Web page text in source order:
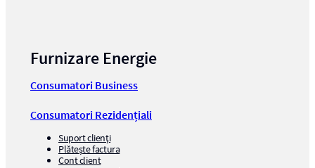
Furnizare Energie
Consumatori Business
Consumatori Rezidențiali
Suport clienți
Plătește factura
Cont client